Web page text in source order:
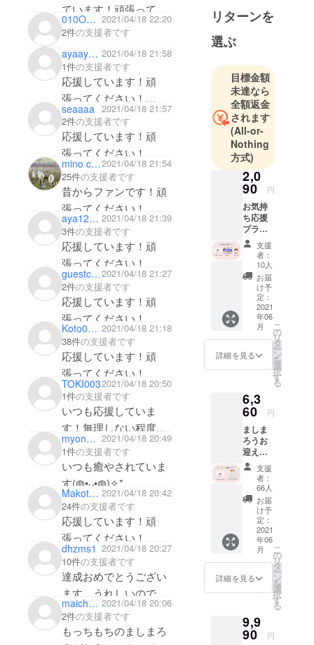
ています！頑張ってく
ださい！
ましまろうに出会えて
前向きになりましたヾ
(*･ω･*)ﾉ
癒しです！！
010OHYA 2021/04/18 22:20
2件の支援者です
ayaayaka 2021/04/18 21:58
1件の支援者です
応援しています！頑
張ってください！
ましちゃん大好きで
す！！
seaaaa 2021/04/18 21:57
2件の支援者です
応援しています！頑
張ってください！
mino coy2021/04/18 21:54
25件の支援者です
昔からファンです！頑
張ってください！
aya120021 2021/04/18 21:39
3件の支援者です
応援しています！頑
張ってください！
guestc7245d2e7d2021/04/18 21:27
2件の支援者です
応援しています！頑
張ってください！
Koto0912 2021/04/18 21:18
38件の支援者です
応援しています！頑
張ってください！
TOKI0032021/04/18 20:50
1件の支援者です
いつも応援していま
す！無理しない程度に
頑張ってください。無
理して体壊したりした
ら元も子もないので…
myon1209 2021/04/18 20:49
1件の支援者です
いつも癒やされていま
す(◍•ᴗ•◍)✧*。
ありがとうございます
☆
体に気をつけて、頑
張ってください(. ❛ ᴗ ❛.)
MakotoHaneyama 2021/04/18 20:42
24件の支援者です
応援しています！頑
張ってください！
dhzms1 2021/04/18 20:27
10件の支援者です
達成おめでとうござい
ます。うれしいのでア
クリルアートも支援い
たします！自宅の玄関
maichooodao 2021/04/18 20:06
2件の支援者です
もっちもちのましまろ
す。
クラウド
ファンディ
品化実現を
目指して、
クリエイ
ターとのコ
ラボ企画や
自社オリジ
ナルのアイ
テム企画を
行ってま
◾️営業日のご
案内
営業時間：
平日 10:00〜
18:00 (土日
祝、年末年
始除く)
せから3営業
返信させて
いただきま
※ ご質問に
よってはお
応えできか
ねる場合も
ございま
◾️ プライバ
シーポリ
シー
お問い合わ
しては、プ
ライバシー
リターンを
選ぶ
目標金額
未達なら
全額返金
されます
(All-or-
Nothing
方式)
2,0
90 円
お気持
ち応援
プラン
①サン
キュー
レター
②手ぬ
ぐい ③
ステッ
カー 画
像はイ
メージ
です。
消費税
(10%）
を含ん
となっ
ており
ます。
支援
者：
10人
お届
け予
定：
2021
年06
月
詳細を見る
こ
の
リ
タ
ー
ン
を
選
択
す
る
6,3
60 円
ましま
ろうお
迎えプ
ラン ①
サン
キュー
レター
②もち
もち
クッ
ション
画像は
イメー
ジで
す。 送
料200円
税
(10%）
を含ん
支援
者：
66人
お届
け予
定：
2021
年06
月
詳細を見る
こ
の
リ
タ
ー
ン
を
選
択
す
る
9,9
90 円